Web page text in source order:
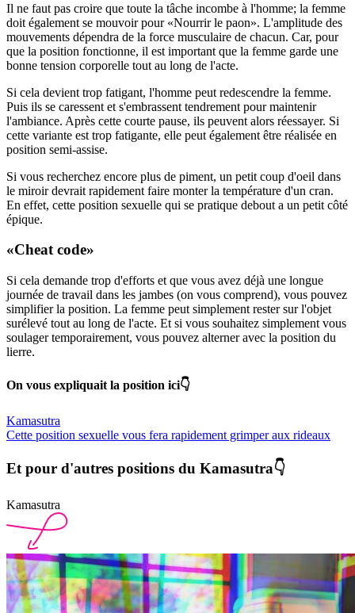
Il ne faut pas croire que toute la tâche incombe à l'homme; la femme
doit également se mouvoir pour «Nourrir le paon». L'amplitude des
mouvements dépendra de la force musculaire de chacun. Car, pour
que la position fonctionne, il est important que la femme garde une
bonne tension corporelle tout au long de l'acte.
Si cela devient trop fatigant, l'homme peut redescendre la femme.
Puis ils se caressent et s'embrassent tendrement pour maintenir
l'ambiance. Après cette courte pause, ils peuvent alors réessayer. Si
cette variante est trop fatigante, elle peut également être réalisée en
position semi-assise.
Si vous recherchez encore plus de piment, un petit coup d'oeil dans
le miroir devrait rapidement faire monter la température d'un cran.
En effet, cette position sexuelle qui se pratique debout a un petit côté
épique.
«Cheat code»
Si cela demande trop d'efforts et que vous avez déjà une longue
journée de travail dans les jambes (on vous comprend), vous pouvez
simplifier la position. La femme peut simplement rester sur l'objet
surélevé tout au long de l'acte. Et si vous souhaitez simplement vous
soulager temporairement, vous pouvez alterner avec la position du
lierre.
On vous expliquait la position ici👇
Kamasutra
Cette position sexuelle vous fera rapidement grimper aux rideaux
Et pour d'autres positions du Kamasutra👇
Kamasutra